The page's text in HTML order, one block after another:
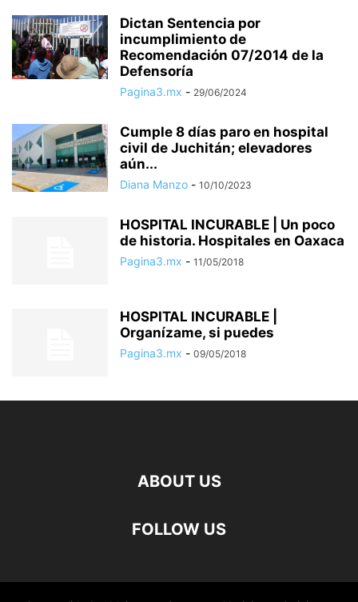
Dictan Sentencia por
incumplimiento de
Recomendación 07/2014 de la
Defensoría
Pagina3.mx - 29/06/2024
Cumple 8 días paro en hospital
civil de Juchitán; elevadores
aún...
Diana Manzo - 10/10/2023
HOSPITAL INCURABLE | Un poco
de historia. Hospitales en Oaxaca
Pagina3.mx - 11/05/2018
HOSPITAL INCURABLE |
Organízame, si puedes
Pagina3.mx - 09/05/2018
ABOUT US
FOLLOW US